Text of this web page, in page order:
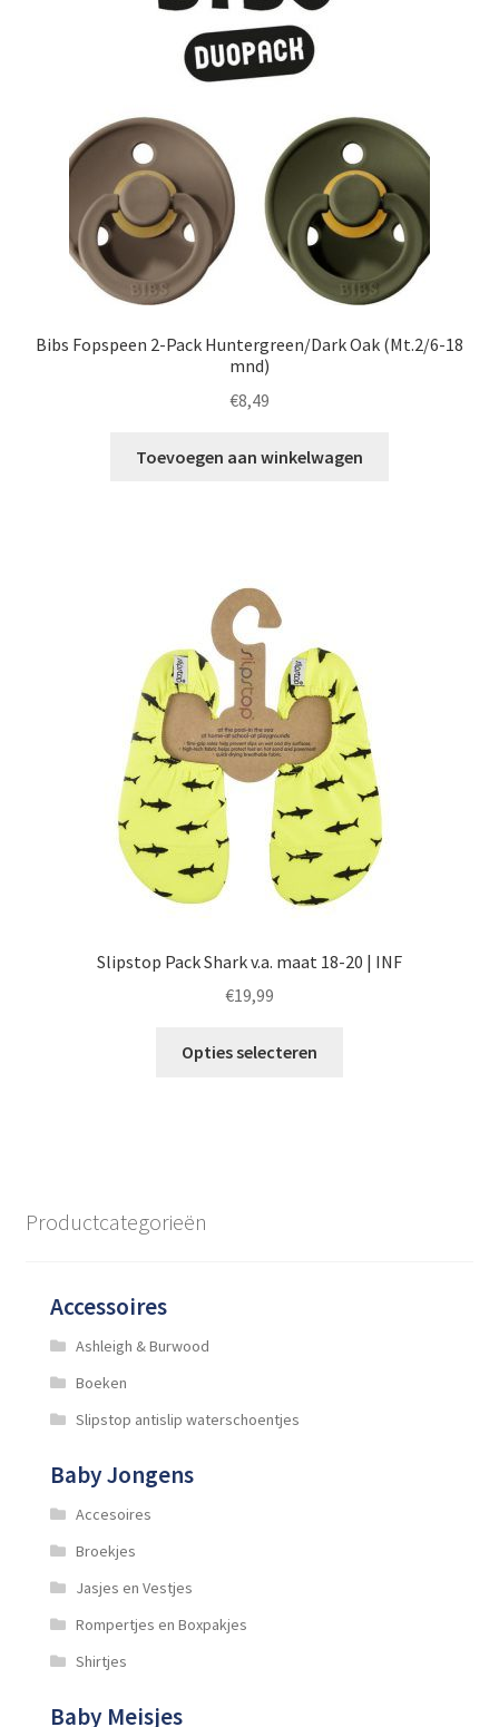
Bibs Fopspeen 2-Pack Huntergreen/Dark Oak (Mt.2/6-18
mnd)
€8,49
Toevoegen aan winkelwagen
Slipstop Pack Shark v.a. maat 18-20 | INF
€19,99
Opties selecteren
Productcategorieën
Accessoires
Ashleigh & Burwood
Boeken
Slipstop antislip waterschoentjes
Baby Jongens
Accesoires
Broekjes
Jasjes en Vestjes
Rompertjes en Boxpakjes
Shirtjes
Baby Meisjes